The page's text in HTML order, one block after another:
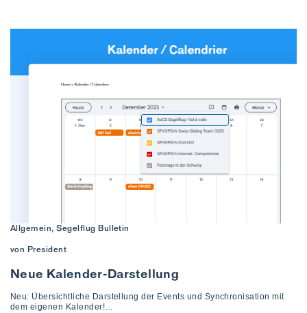
Allgemein, Segelflug Bulletin
von President
Neue Kalender-Darstellung
Neu: Übersichtliche Darstellung der Events und Synchronisation mit
dem eigenen Kalender!…